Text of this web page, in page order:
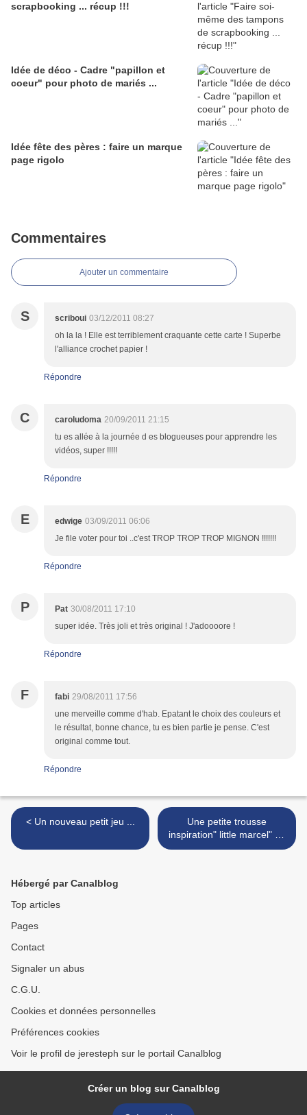
scrapbooking ... récup !!!
Idée de déco - Cadre "papillon et
coeur" pour photo de mariés ...
Idée fête des pères : faire un marque
page rigolo
Commentaires
Ajouter un commentaire
S scriboui 03/12/2011 08:27
oh la la ! Elle est terriblement craquante cette carte ! Superbe
l'alliance crochet papier !
Répondre
C caroludoma 20/09/2011 21:15
tu es allée à la journée d es blogueuses pour apprendre les
vidéos, super !!!!!
Répondre
E edwige 03/09/2011 06:06
Je file voter pour toi ..c'est TROP TROP TROP MIGNON !!!!!!!
Répondre
P Pat 30/08/2011 17:10
super idée. Très joli et très original ! J'adoooore !
Répondre
F fabi 29/08/2011 17:56
une merveille comme d'hab. Epatant le choix des couleurs et
le résultat, bonne chance, tu es bien partie je pense. C'est
original comme tout.
Répondre
< Un nouveau petit jeu ...
Une petite trousse
inspiration" little marcel" au
crochet ... >
Hébergé par Canalblog
Top articles
Pages
Contact
Signaler un abus
C.G.U.
Cookies et données personnelles
Préférences cookies
Voir le profil de jeresteph sur le portail Canalblog
Créer un blog sur Canalblog